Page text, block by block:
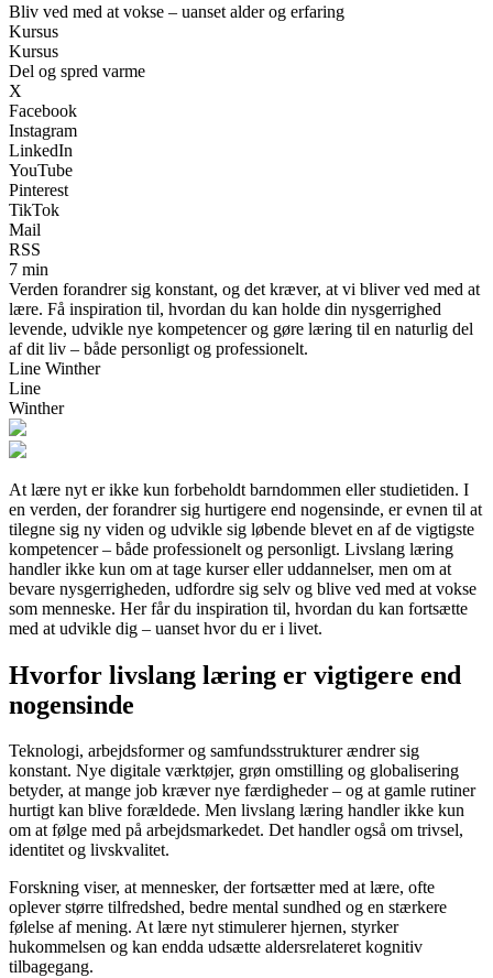
Bliv ved med at vokse – uanset alder og erfaring
Kursus
Kursus
Del og spred varme
X
Facebook
Instagram
LinkedIn
YouTube
Pinterest
TikTok
Mail
RSS
7 min
Verden forandrer sig konstant, og det kræver, at vi bliver ved med at
lære. Få inspiration til, hvordan du kan holde din nysgerrighed
levende, udvikle nye kompetencer og gøre læring til en naturlig del
af dit liv – både personligt og professionelt.
Line Winther
Line
Winther
At lære nyt er ikke kun forbeholdt barndommen eller studietiden. I
en verden, der forandrer sig hurtigere end nogensinde, er evnen til at
tilegne sig ny viden og udvikle sig løbende blevet en af de vigtigste
kompetencer – både professionelt og personligt. Livslang læring
handler ikke kun om at tage kurser eller uddannelser, men om at
bevare nysgerrigheden, udfordre sig selv og blive ved med at vokse
som menneske. Her får du inspiration til, hvordan du kan fortsætte
med at udvikle dig – uanset hvor du er i livet.
Hvorfor livslang læring er vigtigere end
nogensinde
Teknologi, arbejdsformer og samfundsstrukturer ændrer sig
konstant. Nye digitale værktøjer, grøn omstilling og globalisering
betyder, at mange job kræver nye færdigheder – og at gamle rutiner
hurtigt kan blive forældede. Men livslang læring handler ikke kun
om at følge med på arbejdsmarkedet. Det handler også om trivsel,
identitet og livskvalitet.
Forskning viser, at mennesker, der fortsætter med at lære, ofte
oplever større tilfredshed, bedre mental sundhed og en stærkere
følelse af mening. At lære nyt stimulerer hjernen, styrker
hukommelsen og kan endda udsætte aldersrelateret kognitiv
tilbagegang.